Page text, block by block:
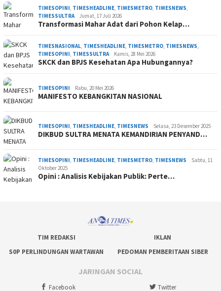
TIMESOPINI, TIMESHEADLINE, TIMESMETRO, TIMESNEWS,
TIMESSULTRA
Jumat, 17 Juli 2026
Transformasi Mahar Adat dari Pohon Kelap…
TIMESNASIONAL, TIMESHEADLINE, TIMESMETRO, TIMESNEWS,
TIMESOPINI, TIMESSULTRA Kamis, 28 Mei 2026
SKCK dan BPJS Kesehatan Apa Hubungannya?
TIMESOPINI Rabu, 20 Mei 2026
MANIFESTO KEBANGKITAN NASIONAL
TIMESOPINI, TIMESHEADLINE, TIMESNEWS Selasa, 23 Desember 2025
DIKBUD SULTRA MENATA KEMANDIRIAN PENYAND…
TIMESOPINI, TIMESHEADLINE, TIMESMETRO, TIMESNEWS
Sabtu, 11
Oktober 2025
Opini : Analisis Kebijakan Publik: Perte…
TIM REDAKSI
IKLAN
S0P PERLINDUNGAN WARTAWAN
PEDOMAN PEMBERITAAN SIBER
JARINGAN SOCIAL
Facebook Twitter